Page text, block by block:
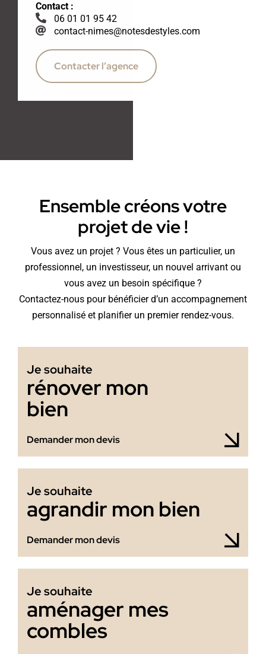
Contact :
06 01 01 95 42
contact-nimes@notesdestyles.com
Contacter l’agence
Ensemble créons votre
projet de vie !
Vous avez un projet ? Vous êtes un particulier, un
professionnel, un investisseur, un nouvel arrivant ou
vous avez un besoin spécifique ?
Contactez-nous pour bénéficier d’un accompagnement
personnalisé et planifier un premier rendez-vous.
Je souhaite
rénover mon
bien
Demander mon devis
Je souhaite
agrandir mon bien
Demander mon devis
Je souhaite
aménager mes
combles